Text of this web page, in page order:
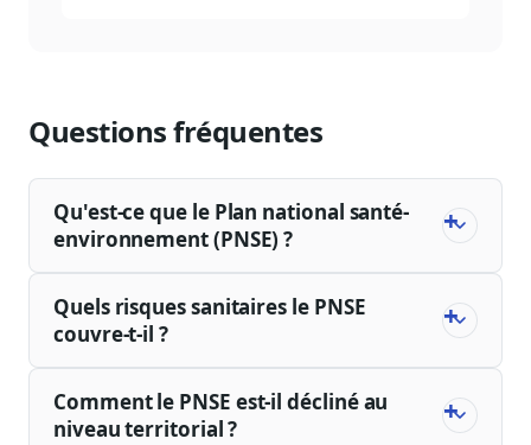
Questions fréquentes
Qu'est-ce que le Plan national santé-
environnement (PNSE) ?
Quels risques sanitaires le PNSE
couvre-t-il ?
Comment le PNSE est-il décliné au
niveau territorial ?